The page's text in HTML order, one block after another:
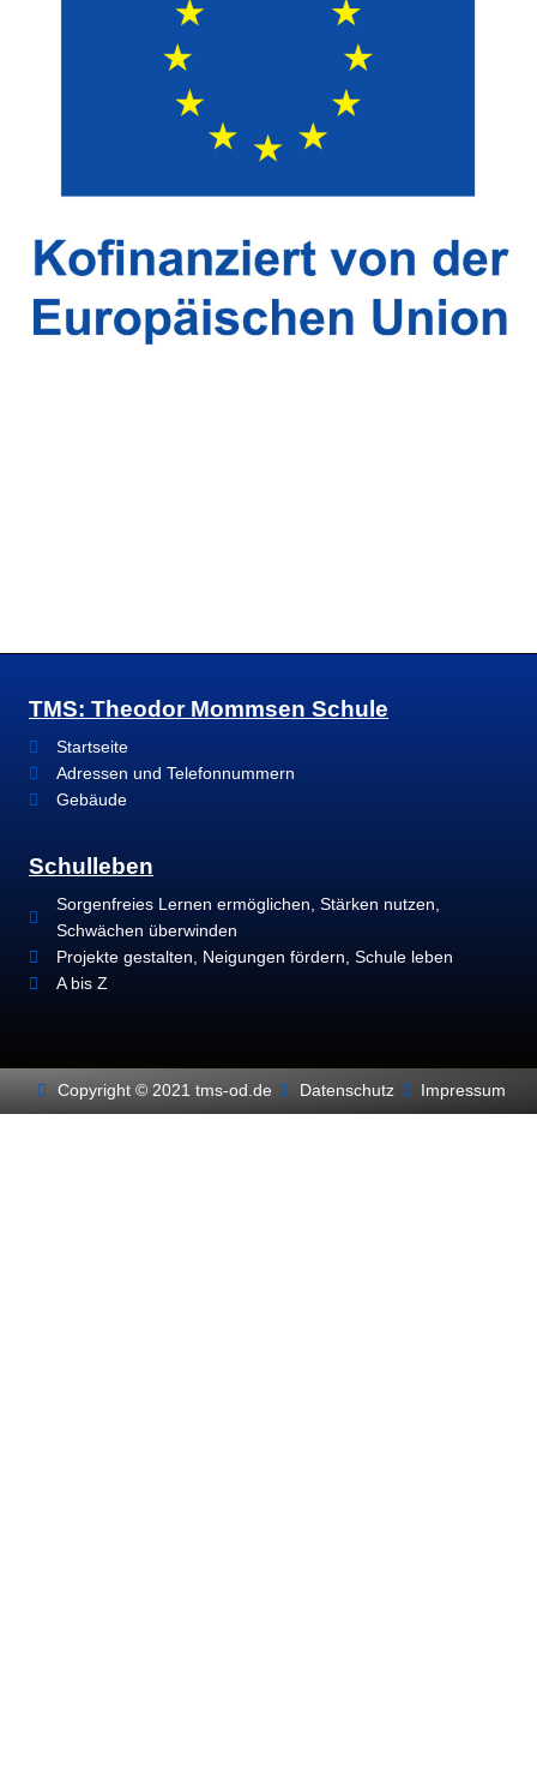
TMS: Theodor Mommsen Schule
Startseite
Adressen und Telefonnummern
Gebäude
Schulleben
Sorgenfreies Lernen ermöglichen, Stärken nutzen,
Schwächen überwinden
Projekte gestalten, Neigungen fördern, Schule leben
A bis Z
Copyright © 2021 tms-od.de Datenschutz Impressum